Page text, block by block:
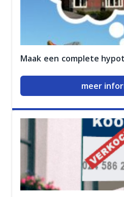
Maak een complete
meer